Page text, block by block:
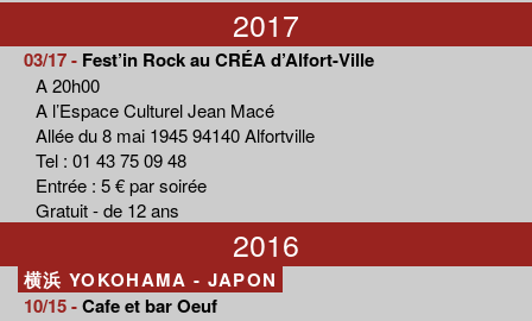
2017
03/17 - Fest’in Rock au CRÉA d’Alfort-Ville
A 20h00
A l’Espace Culturel Jean Macé
Allée du 8 mai 1945 94140 Alfortville
Tel : 01 43 75 09 48
Entrée : 5 € par soirée
Gratuit - de 12 ans
2016
横浜 YOKOHAMA - JAPON
10/15 -Cafe et bar Oeuf